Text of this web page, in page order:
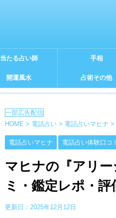
当たる占い師 手相
開運風水 占術その他
HOME > 電話占い > 電話占いマヒナ >
電話占いマヒナ 電話占い体験口コ
マヒナの『アリ
ミ・鑑定レポ・評
更新日： 2025年12月12日